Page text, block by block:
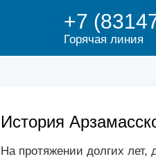
+7
Горячая линия
История
На протяжении долгих лет,